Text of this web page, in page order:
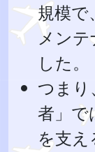
規模で
メン
した。
つまり
者」で
を支